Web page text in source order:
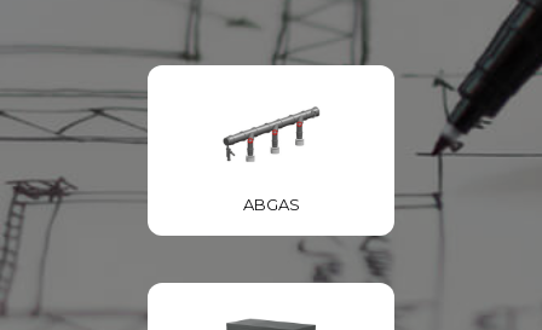
ABGAS